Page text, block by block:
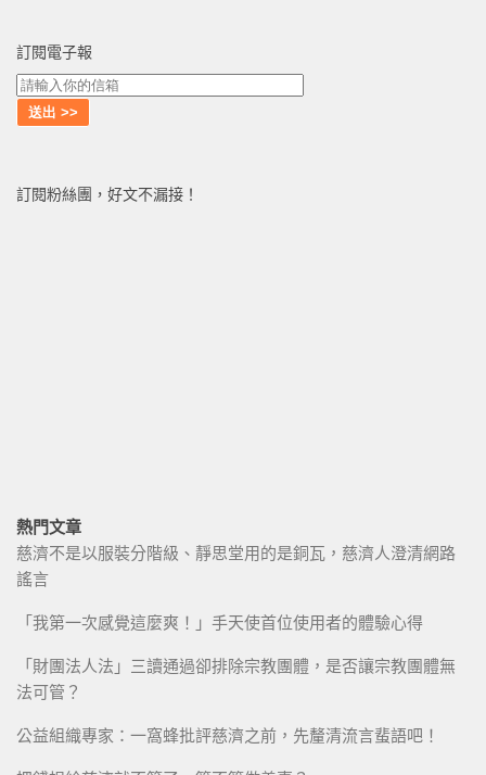
訂閱電子報
訂閱粉絲團，好文不漏接！
熱門文章
慈濟不是以服裝分階級、靜思堂用的是銅瓦，慈濟人澄清網路
謠言
「我第一次感覺這麼爽！」手天使首位使用者的體驗心得
「財團法人法」三讀通過卻排除宗教團體，是否讓宗教團體無
法可管？
公益組織專家：一窩蜂批評慈濟之前，先釐清流言蜚語吧！